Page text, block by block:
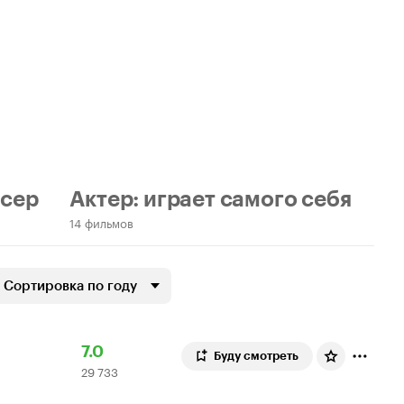
Актер: играет самого себя
14 фильмов
Сортировка по году
Рейтинг
Кинопоиска
7.0
29
733
29 733
Буду смотреть